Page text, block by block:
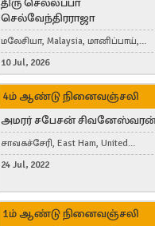
செல்வேந்திரராஜா
மலேசியா, Malaysia, மானிப்பாய்,
Duisburg, Germany, London, United
Kingdom
10 Jul, 2026
4ம் ஆண்டு நினைவஞ்சலி
அமரர் சபேசன்
சாவகச்சேரி, East Ham, United
Kingdom
24 Jul, 2022
1ம் ஆண்டு நினைவஞ்சலி